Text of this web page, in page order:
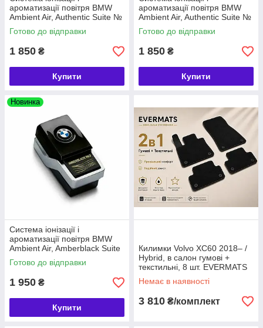
ароматизації повітря BMW
Ambient Air, Authentic Suite №
1 (64119382621)
Готово до відправки
1 850 ₴
Купити
ароматизації повітря BMW
Ambient Air, Authentic Suite №
2 (64119382627)
Готово до відправки
1 850 ₴
Купити
Новинка
Система іонізації і
ароматизації повітря BMW
Ambient Air, Amberblack Suite
№2 (64112464928)
Готово до відправки
1 950 ₴
Купити
Килимки Volvo XC60 2018– /
Hybrid, в салон гумові +
текстильні, 8 шт. EVERMATS
Чехія (PT221745)
Немає в наявності
3 810 ₴/комплект